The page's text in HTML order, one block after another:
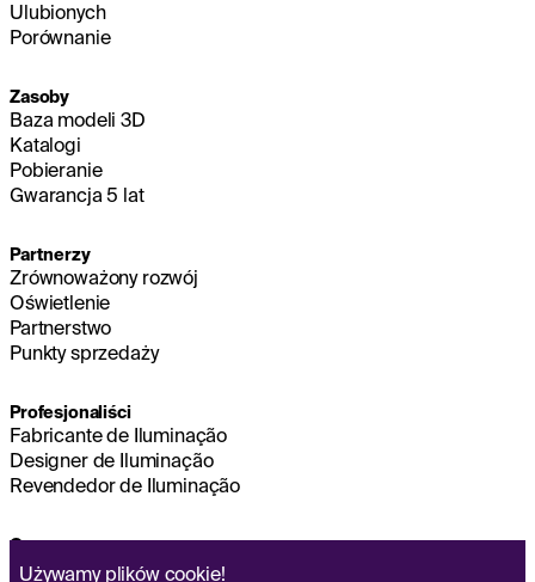
Używamy plików cookie!
Ulubionych
Porównanie
Zasoby
Baza modeli 3D
Katalogi
Pobieranie
Gwarancja 5 lat
Partnerzy
Zrównoważony rozwój
Oświetlenie
Partnerstwo
Punkty sprzedaży
Profesjonaliści
Fabricante de Iluminação
Designer de Iluminação
Revendedor de Iluminação
O nas
Zrównoważony rozwój